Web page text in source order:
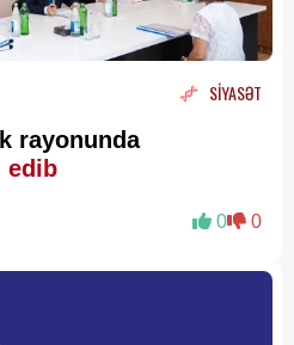
SİYASƏT
rayonunda
edib
0 0